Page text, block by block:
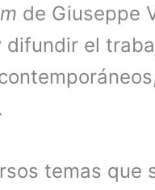
de Giuseppe
el
temas que